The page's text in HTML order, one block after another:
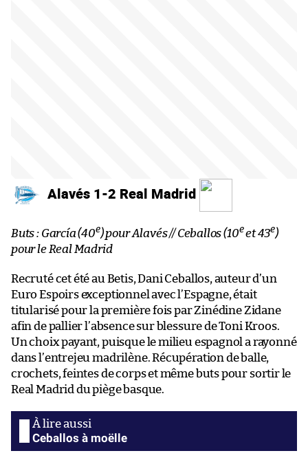
Alavés 1-2 Real Madrid
Buts : García (40e) pour Alavés // Ceballos (10eet 43e)
pour le Real Madrid
Recruté cet été au Betis, Dani Ceballos, auteur d’un
Euro Espoirs exceptionnel avec l’Espagne, était
titularisé pour la première fois par Zinédine Zidane
afin de pallier l’absence sur blessure de Toni Kroos.
Un choix payant, puisque le milieu espagnol a rayonné
dans l’entrejeu madrilène. Récupération de balle,
crochets, feintes de corps et même buts pour sortir le
Real Madrid du piège basque.
Ceballos à moëlle